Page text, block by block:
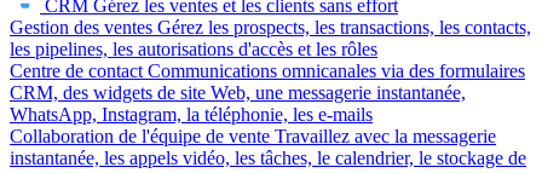
CRM Gérez les ventes et les clients sans effort
Gestion des ventes Gérez les prospects, les transactions, les contacts,
les pipelines, les autorisations d'accès et les rôles
Centre de contact Communications omnicanales via des formulaires
CRM, des widgets de site Web, une messagerie instantanée,
WhatsApp, Instagram, la téléphonie, les e-mails
Collaboration de l'équipe de vente Travaillez avec la messagerie
instantanée, les appels vidéo, les tâches, le calendrier, le stockage de